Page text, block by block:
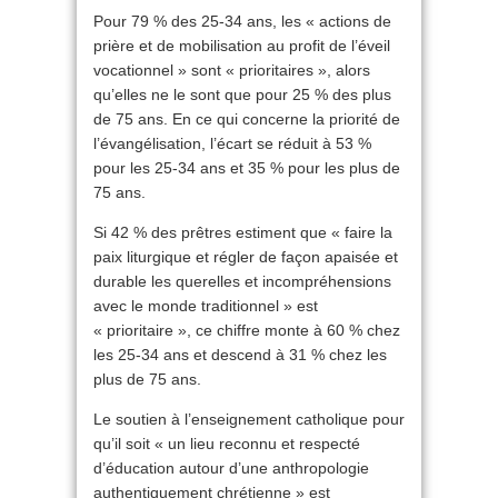
Pour 79 % des 25-34 ans, les « actions de
prière et de mobilisation au profit de l’éveil
vocationnel » sont « prioritaires », alors
qu’elles ne le sont que pour 25 % des plus
de 75 ans. En ce qui concerne la priorité de
l’évangélisation, l’écart se réduit à 53 %
pour les 25-34 ans et 35 % pour les plus de
75 ans.
Si 42 % des prêtres estiment que « faire la
paix liturgique et régler de façon apaisée et
durable les querelles et incompréhensions
avec le monde traditionnel » est
« prioritaire », ce chiffre monte à 60 % chez
les 25-34 ans et descend à 31 % chez les
plus de 75 ans.
Le soutien à l’enseignement catholique pour
qu’il soit « un lieu reconnu et respecté
d’éducation autour d’une anthropologie
authentiquement chrétienne » est